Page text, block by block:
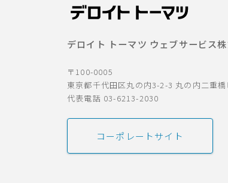
デロイト トーマツ ウェブサービス
〒100-0005
東京都千代田区丸の内3-2-3 丸の内二重橋
代表電話 03-6213-2030
コーポレートサイト